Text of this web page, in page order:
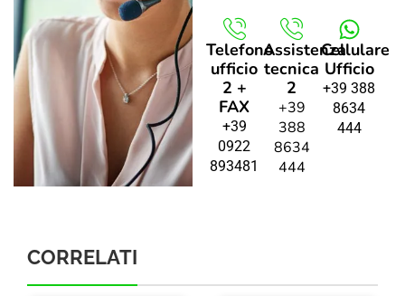
Telefono
ufficio
2 +
FAX
+39
0922
893481
Assistenza
tecnica
2
+39
388
8634
444
Cellulare
Ufficio
+39 388
8634
444
CORRELATI